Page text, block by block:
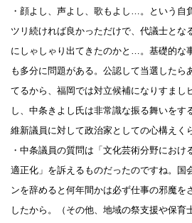
・顔よし、声よし、歌もよし…。という自
ツリ続ければ良かっただけで、代議士とな
にしゃしゃり出てきたのかと…。基礎的な
も多分に問題がある。公認して当選したら
てるから、福岡では対立候補になりすまし
し、中条きよし氏は非常識な振る舞いをす
維新議員に対して政治家としての心構えく
・中条議員の質問は「文化芸術分野にお
適正化」を訴えるものだったのですね。国
ンを辞めると何年間かは必ず仕事の邪魔を
したから。（その他、地域の祭支援や保育